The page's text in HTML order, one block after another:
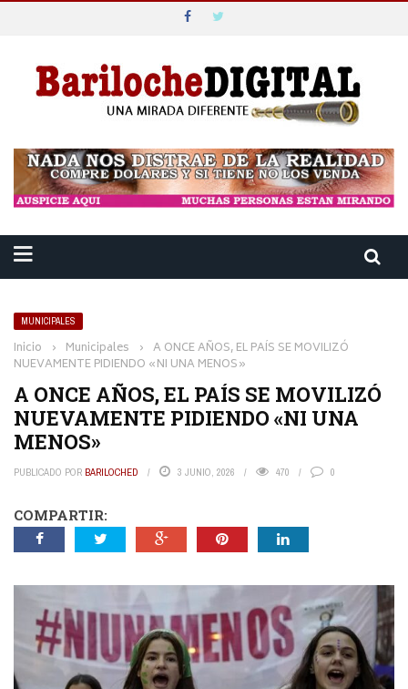
MUNICIPALES
Inicio › Municipales › A ONCE AÑOS, EL PAÍS SE MOVILIZÓ
NUEVAMENTE PIDIENDO «NI UNA MENOS»
A ONCE AÑOS, EL PAÍS SE MOVILIZÓ
NUEVAMENTE PIDIENDO «NI UNA
MENOS»
PUBLICADO POR BARILOCHED 3 JUNIO, 2026 470 0
COMPARTIR: